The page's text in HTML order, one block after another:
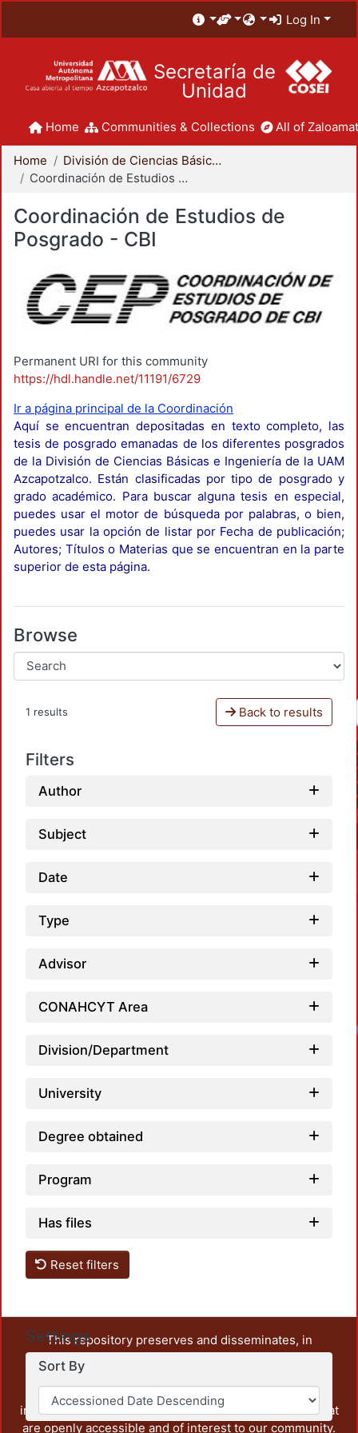
Log In
Secretaría de
Unidad
Home Communities & Collections All of
Home
División de Ciencias Básicas e Ingeniería
Coordinación de Estudios de Posgrado - CBI
Coordinación de Estudios de
Posgrado - CBI
Permanent URI for this community
https://hdl.handle.net/11191/6729
Ir a página principal de la Coordinación
Aquí se encuentran depositadas en texto completo, las
tesis de posgrado emanadas de los diferentes posgrados
de la División de Ciencias Básicas e Ingeniería de la UAM
Azcapotzalco. Están clasificadas por tipo de posgrado y
grado académico. Para buscar alguna tesis en especial,
puedes usar el motor de búsqueda por palabras, o bien,
puedes usar la opción de listar por Fecha de publicación;
Autores; Títulos o Materias que se encuentran en la parte
superior de esta página.
Browse
1 results Back to results
Filters
Author
Subject
Date
Type
Advisor
CONAHCYT Area
Division/Department
University
Degree obtained
Program
Has files
Reset filters
Settings
Sort By
This repository preserves and disseminates, in
unrestricted open access, the teaching and research
output of UAM Azcapotzalco. It also includes some
administrative and graphic documents from the
institution, as well as content from other institutions that
are openly accessible and of interest to our community.